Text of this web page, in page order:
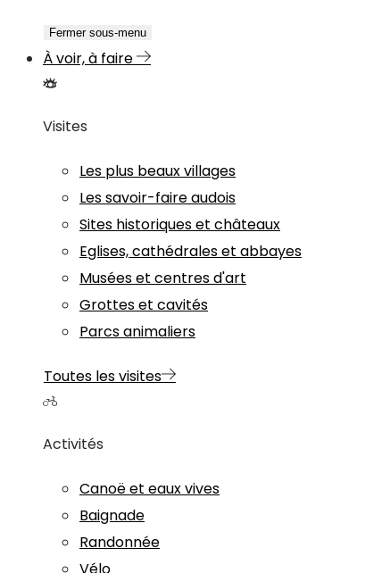
Fermer sous-menu
À voir, à faire
Visites
Les plus beaux villages
Les savoir-faire audois
Sites historiques et châteaux
Eglises, cathédrales et abbayes
Musées et centres d'art
Grottes et cavités
Parcs animaliers
Toutes les visites
Activités
Canoë et eaux vives
Baignade
Randonnée
Vélo